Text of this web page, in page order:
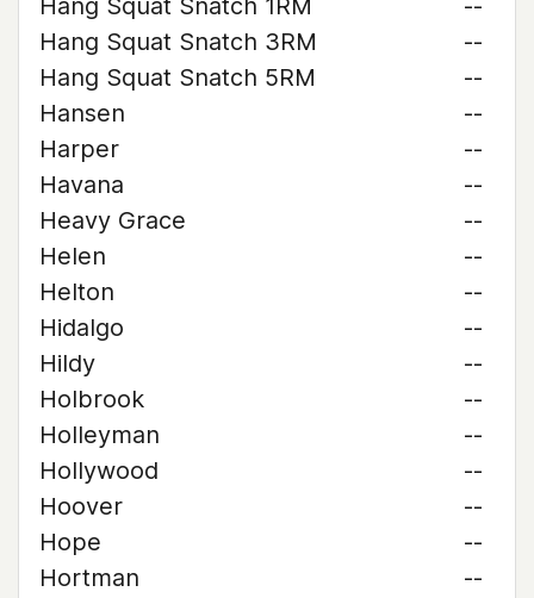
Hang Squat Snatch 1RM
--
Hang Squat Snatch 3RM
--
Hang Squat Snatch 5RM
--
Hansen
--
Harper
--
Havana
--
Heavy Grace
--
Helen
--
Helton
--
Hidalgo
--
Hildy
--
Holbrook
--
Holleyman
--
Hollywood
--
Hoover
--
Hope
--
Hortman
--